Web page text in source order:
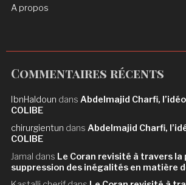
A propos
Commentaires récents
IbnHaldoun dansAbdelmajid Charfi,
COLIBE
chirurgientun dansAbdelmajid Charfi,
COLIBE
Jamal dans Le Coran revisité à travers la
suppression des inégalités en matière